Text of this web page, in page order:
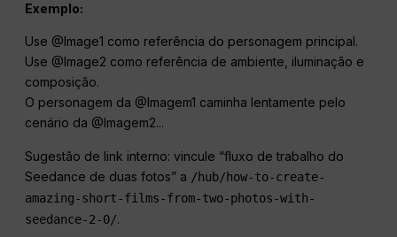
Exemplo:
Use @Image1 como referência do personagem principal.
Use @Image2 como referência de ambiente, iluminação e
composição.
O personagem da @Imagem1 caminha lentamente pelo
cenário da @Imagem2...
Sugestão de link interno: vincule “fluxo de trabalho do
Seedance de duas fotos” a /hub/how-to-create-
amazing-short-films-from-two-photos-with-
seedance-2-0/.